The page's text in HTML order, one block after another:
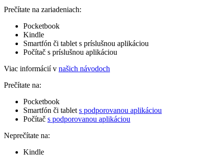
Prečítate na zariadeniach:
Pocketbook
Kindle
Smartfón či tablet s príslušnou aplikáciou
Počítač s príslušnou aplikáciou
Viac informácií v našich návodoch
Prečítate na:
Pocketbook
Smartfón či tablet s podporovanou aplikáciou
Počítač s podporovanou aplikáciou
Neprečítate na:
Kindle